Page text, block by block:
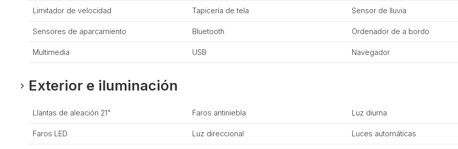
Limitador de velocidad Tapicería de tela Sensor de lluvia
Sensores de aparcamiento Bluetooth Ordenador de a bordo
Multimedia USB Navegador
Exterior e iluminación
Llantas de aleación 21" Faros antiniebla Luz diurna
Faros LED Luz direccional Luces automáticas